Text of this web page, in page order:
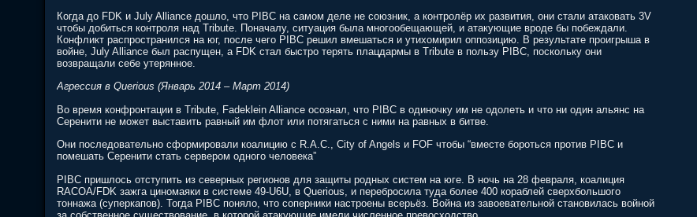
Когда до FDK и July Alliance дошло, что PIBC на самом деле не союзник, а контролёр их развития, они стали атаковать 3V
чтобы добиться контроля над Tribute. Поначалу, ситуация была многообещающей, и атакующие вроде бы побеждали.
Конфликт распространился на юг, после чего PIBC решил вмешаться и утихомирил оппозицию. В результате проигрыша в
войне, July Alliance был распущен, а FDK стал быстро терять плацдармы в Tribute в пользу PIBC, поскольку они
возвращали себе утерянное.
Агрессия в Querious (Январь 2014 – Март 2014)
Во время конфронтации в Tribute, Fadeklein Alliance осознал, что PIBC в одиночку им не одолеть и что ни один альянс на
Серенити не может выставить равный им флот или потягаться с ними на равных в битве.
Они последовательно сформировали коалицию с R.A.C., City of Angels и FOF чтобы “вместе бороться против PIBC и
помешать Серенити стать сервером одного человека”
PIBC пришлось отступить из северных регионов для защиты родных систем на юге. В ночь на 28 февраля, коалиция
RACOA/FDK зажга циномаяки в системе 49-U6U, в Querious, и перебросила туда более 400 кораблей сверхбольшого
тоннажа (суперкапов). Тогда PIBC поняло, что соперники настроены всерьёз. Война из завоевательной становилась войной